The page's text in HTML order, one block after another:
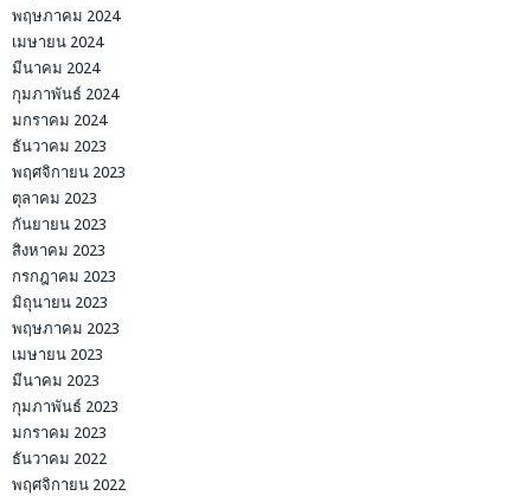
พฤษภาคม 2024
เมษายน 2024
มีนาคม 2024
กุมภาพันธ์ 2024
มกราคม 2024
ธันวาคม 2023
พฤศจิกายน 2023
ตุลาคม 2023
กันยายน 2023
สิงหาคม 2023
กรกฎาคม 2023
มิถุนายน 2023
พฤษภาคม 2023
เมษายน 2023
มีนาคม 2023
กุมภาพันธ์ 2023
มกราคม 2023
ธันวาคม 2022
พฤศจิกายน 2022